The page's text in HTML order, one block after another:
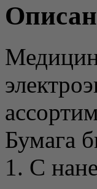
Бумага
1. С